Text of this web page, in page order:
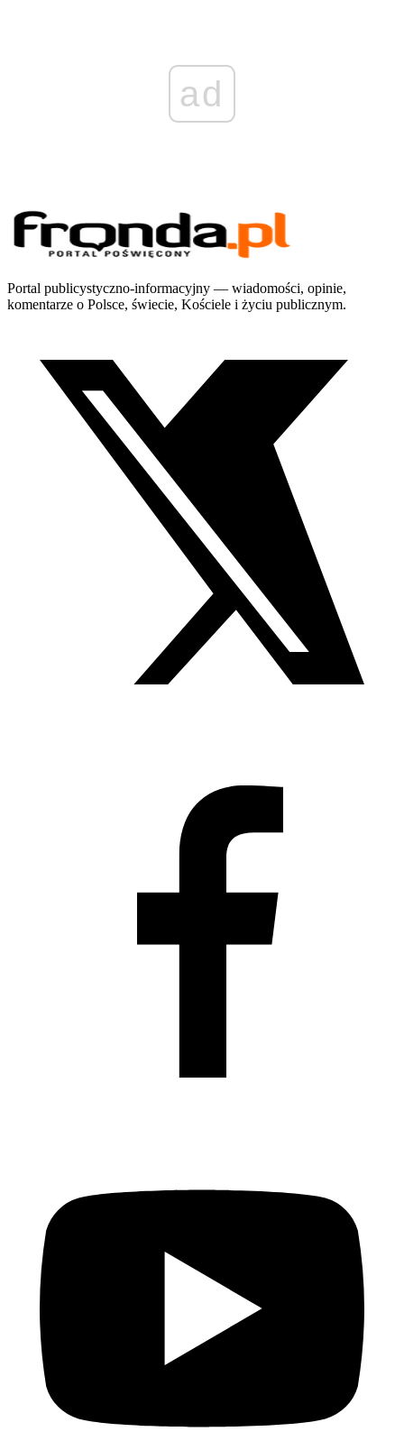
ad
Portal publicystyczno-informacyjny — wiadomości, opinie,
komentarze o Polsce, świecie, Kościele i życiu publicznym.